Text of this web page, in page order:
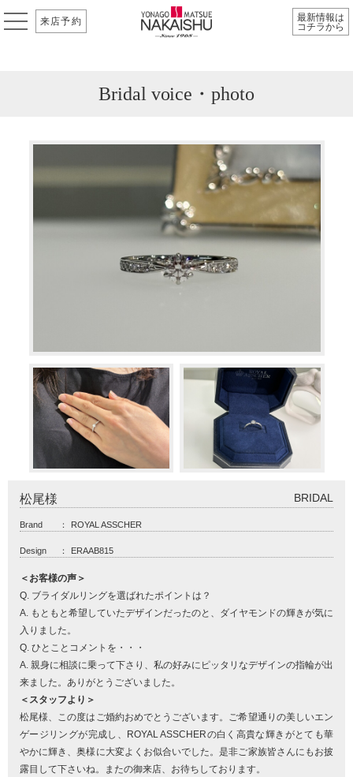
来店予約
最新情報は
コチラから
Bridal voice・photo
松尾様 BRIDAL
Brand ： ROYAL ASSCHER
Design ： ERAAB815
＜お客様の声＞
Q. ブライダルリングを選ばれたポイントは？
A. もともと希望していたデザインだったのと、ダイヤモンドの輝きが気に
入りました。
Q. ひとことコメントを・・・
A. 親身に相談に乗って下さり、私の好みにピッタリなデザインの指輪が出
来ました。ありがとうございました。
＜スタッフより＞
松尾様、この度はご婚約おめでとうございます。ご希望通りの美しいエン
ゲージリングが完成し、ROYAL ASSCHERの白く高貴な輝きがとても華
やかに輝き、奥様に大変よくお似合いでした。是非ご家族皆さんにもお披
露目して下さいね。またの御来店、お待ちしております。